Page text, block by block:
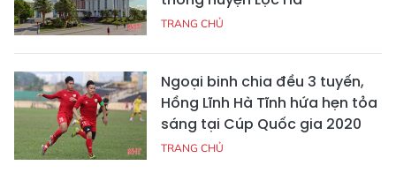
TRANG CHỦ
Ngoại binh chia đều 3 tuyến,
Hồng Lĩnh Hà Tĩnh hứa hẹn tỏa
sáng tại Cúp Quốc gia 2020
TRANG CHỦ